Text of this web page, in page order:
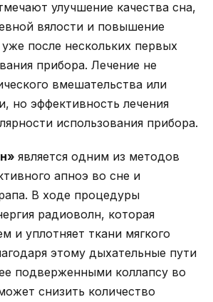
улучшение качества сна,
вялости и повышение
после нескольких первых
прибора. Лечение не
вмешательства или
но эффективность лечения
использования прибора.
является одним из методов
апноэ во сне и
В ходе процедуры
радиоволн, которая
и уплотняет ткани мягкого
этому дыхательные пути
подверженными коллапсу во
снизить количество